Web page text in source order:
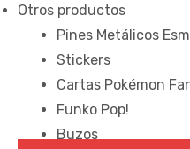
Otros productos
Pines Metálicos
Stickers
Cartas Pokémon
Funko Pop!
Buzos